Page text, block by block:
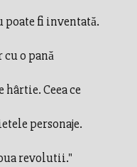
poate fi inventată.
o pană
hârtie. Ceea ce
personaje.
revolutii."